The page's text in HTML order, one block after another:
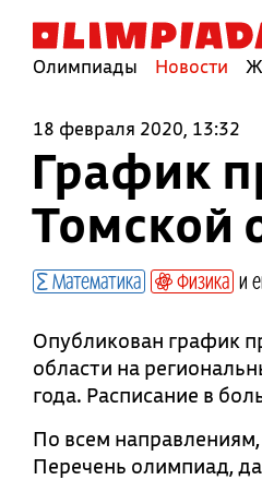
Олимпиады Новости
18 февраля 2020, 13:32
График
Томской
Математика Физика и
Опубликован график
области на
года. Расписание в
По всем
Перечень олимпиад,